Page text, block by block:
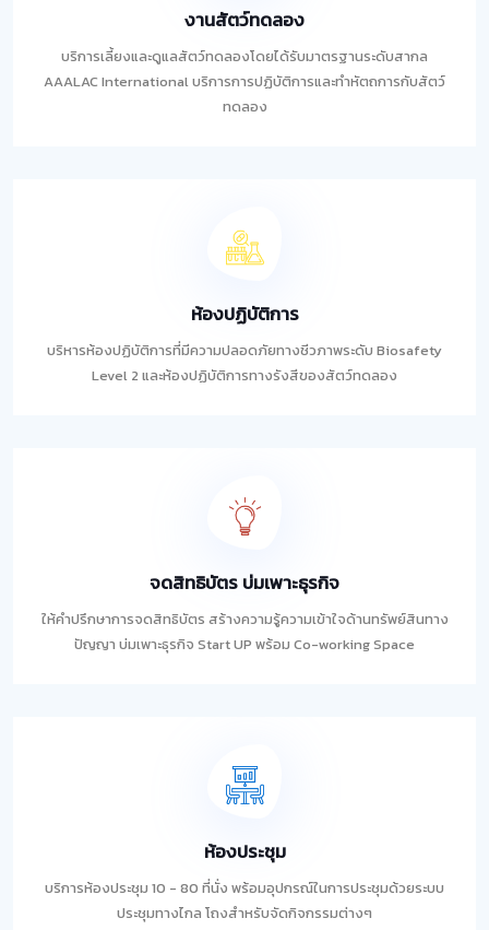
งานสัตว์ทดลอง
บริการเลี้ยงและดูแลสัตว์ทดลองโดยได้รับมาตรฐานระดับสากล
AAALAC International บริการการปฏิบัติการและทำหัตถการกับสัตว์
ทดลอง
ห้องปฏิบัติการ
บริหารห้องปฏิบัติการที่มีความปลอดภัยทางชีวภาพระดับ Biosafety
Level 2 และห้องปฏิบัติการทางรังสีของสัตว์ทดลอง
จดสิทธิบัตร บ่มเพาะธุรกิจ
ให้คำปรึกษาการจดสิทธิบัตร สร้างความรู้ความเข้าใจด้านทรัพย์สินทาง
ปัญญา บ่มเพาะธุรกิจ Start UP พร้อม Co-working Space
ห้องประชุม
บริการห้องประชุม 10 - 80 ที่นั่ง พร้อมอุปกรณ์ในการประชุมด้วยระบบ
ประชุมทางไกล โถงสำหรับจัดกิจกรรมต่างๆ